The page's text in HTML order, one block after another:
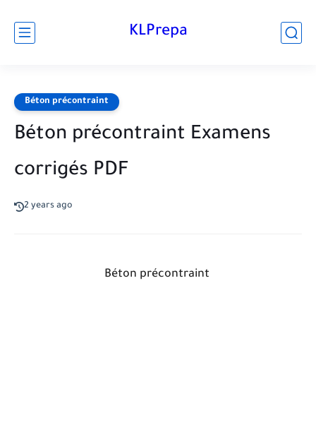
KLPrepa
Béton précontraint
Béton précontraint Examens
corrigés PDF
2 years ago
Béton précontraint